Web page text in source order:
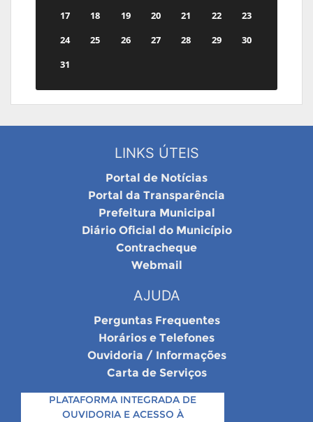
17
18 19 20 21 22
23
24
25 26 27 28 29
30
31
LINKS ÚTEIS
Portal de Notícias
Portal da Transparência
Prefeitura Municipal
Diário Oficial do Município
Contracheque
Webmail
AJUDA
Perguntas Frequentes
Horários e Telefones
Ouvidoria / Informações
Carta de Serviços
PLATAFORMA INTEGRADA DE
OUVIDORIA E ACESSO À